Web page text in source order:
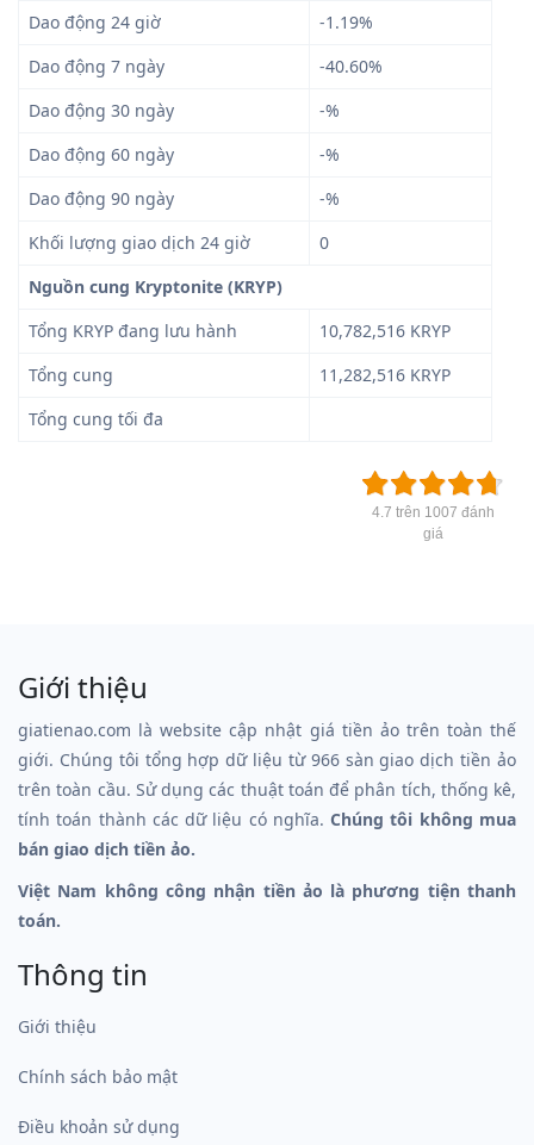
Dao động 24 giờ
-1.19%
Dao động 7 ngày
-40.60%
Dao động 30 ngày
-%
Dao động 60 ngày
-%
Dao động 90 ngày
-%
Khối lượng giao dịch 24 giờ
0
Nguồn cung Kryptonite (KRYP)
Tổng KRYP đang lưu hành
10,782,516 KRYP
Tổng cung
11,282,516 KRYP
Tổng cung tối đa
4.7 trên 1007 đánh
giá
Giới thiệu
giatienao.com là website cập nhật giá tiền ảo trên toàn thế
giới. Chúng tôi tổng hợp dữ liệu từ 966 sàn giao dịch tiền ảo
trên toàn cầu. Sử dụng các thuật toán để phân tích, thống kê,
tính toán thành các dữ liệu có nghĩa.Chúng tôi không mua
bán giao dịch tiền ảo.
Việt Nam không công nhận tiền ảo là phương tiện thanh
toán.
Thông tin
Giới thiệu
Chính sách bảo mật
Điều khoản sử dụng